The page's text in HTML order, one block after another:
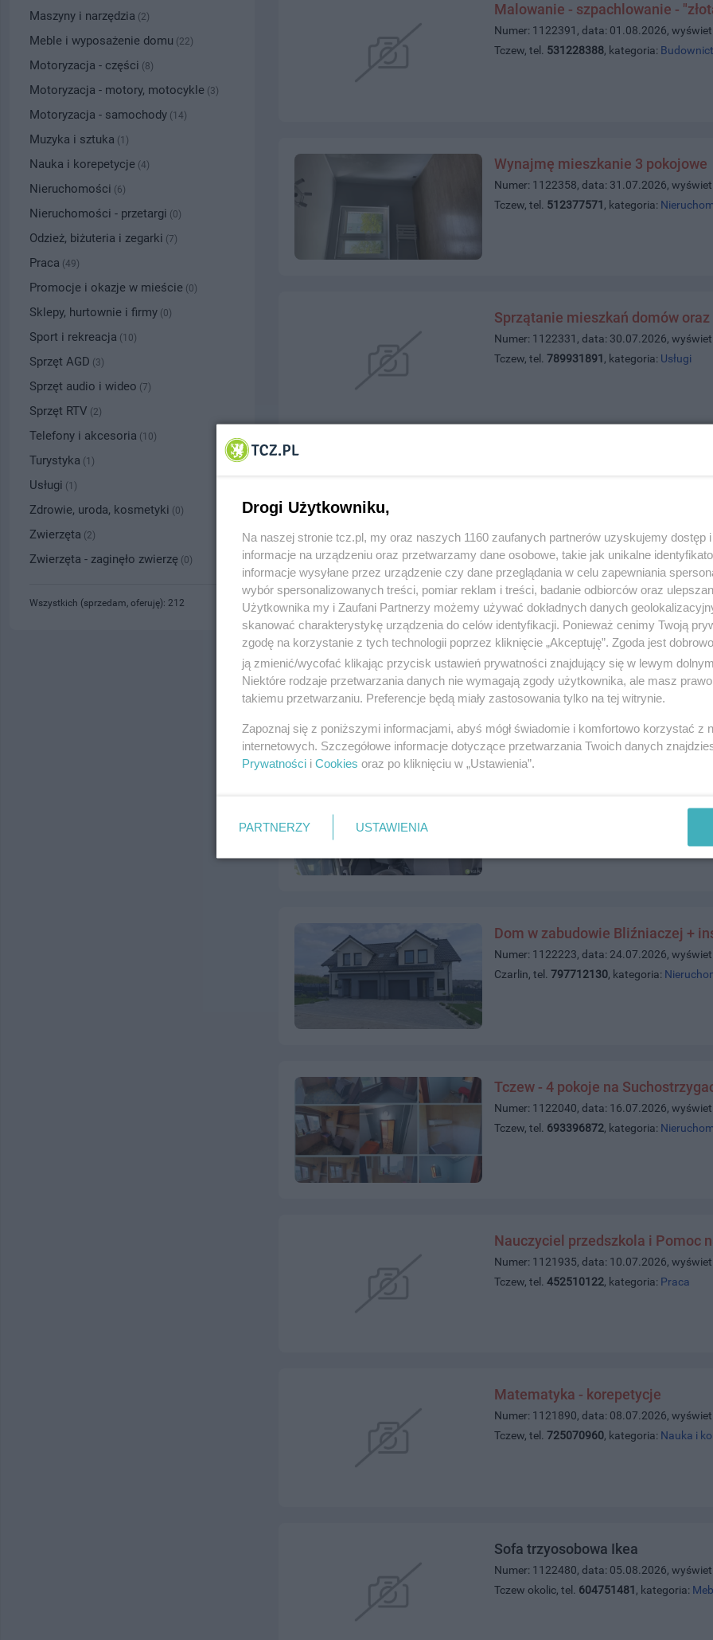
Malowanie - szpachlowanie -
Numer: 1122391, data: 01.08.2026,
Tczew, tel. 531228388, kategoria:
Wynajmę mieszkanie 3 pokojowe
Numer: 1122358, data: 31.07.2026,
Tczew, tel. 512377571, kategoria:
Sprzątanie mieszkań domów
Numer: 1122331, data: 30.07.2026,
Tczew, tel.789931891 , kategoria: Usługi
Słoneczne 3 pokoje w Centrum
Numer: 1122293, data: 27.07.2026,
Tczew, tel. 884518028, kategoria:
Dom w zabudowie Bliźniaczej +
Numer: 1122223, data: 24.07.2026,
Czarlin, tel.797712130, kategoria:
Tczew - 4 pokoje na
Numer: 1122040, data: 16.07.2026,
Tczew, tel. 693396872, kategoria:
Nauczyciel przedszkola i Pomoc
Numer: 1121935, data: 10.07.2026,
Tczew, tel.452510122, kategoria: Praca
Matematyka - korepetycje
Numer: 1121890, data: 08.07.2026,
Tczew, tel.725070960, kategoria: Nauka i
Sofa trzyosobowa Ikea
Numer: 1122480, data: 05.08.2026,
Tczew okolic, tel. 604751481 , kategoria:
Maszyny i narzędzia (2)
Meble i wyposażenie domu (22)
Motoryzacja - części (8)
Motoryzacja - motory, motocykle (3)
Motoryzacja - samochody (14)
Muzyka i sztuka (1)
Nauka i korepetycje (4)
Nieruchomości (6)
Nieruchomości - przetargi (0)
Odzież, biżuteria i zegarki (7)
Praca (49)
Promocje i okazje w mieście (0)
Sklepy, hurtownie i firmy (0)
Sport i rekreacja (10)
Sprzęt AGD (3)
Sprzęt audio i wideo (7)
Sprzęt RTV (2)
Telefony i akcesoria (10)
Turystyka (1)
Usługi (1)
Zdrowie, uroda, kosmetyki (0)
Zwierzęta (2)
Zwierzęta - zaginęło zwierzę (0)
Wszystkich (sprzedam, oferuję): 212
Drogi Użytkowniku,
Na naszej stronie tcz.pl, my oraz naszych 1160 zaufanych partnerów uzyskujemy dostęp
informacje na urządzeniu oraz przetwarzamy dane osobowe, takie jak unikalne
informacje wysyłane przez urządzenie czy dane przeglądania w celu zapewniania
wybór spersonalizowanych treści, pomiar reklam i treści, badanie odbiorców oraz
Użytkownika my i Zaufani Partnerzy możemy używać dokładnych danych
skanować charakterystykę urządzenia do celów identyfikacji. Ponieważ cenimy Twoją
zgodę na korzystanie z tych technologii poprzez kliknięcie „Akceptuję”. Zgoda jest
ją zmienić/wycofać klikając przycisk ustawień prywatności znajdujący się w lewym
Niektóre rodzaje przetwarzania danych nie wymagają zgody użytkownika, ale masz
takiemu przetwarzaniu. Preferencje będą miały zastosowania tylko na tej witrynie.
Zapoznaj się z poniższymi informacjami, abyś mógł świadomie i komfortowo korzystać z
internetowych. Szczegółowe informacje dotyczące przetwarzania Twoich danych
Prywatności i Cookies oraz po kliknięciu w „Ustawienia”.
PARTNERZY USTAWIENIA